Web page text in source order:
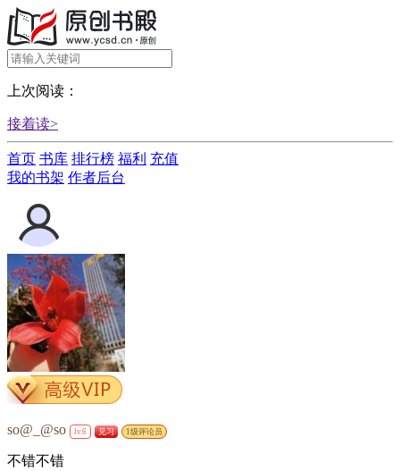
上次阅读：
接着读>
首页 书库 排行榜 福利 充值
我的书架 作者后台
so@_@so lv.6 见习 1级评论员
不错不错